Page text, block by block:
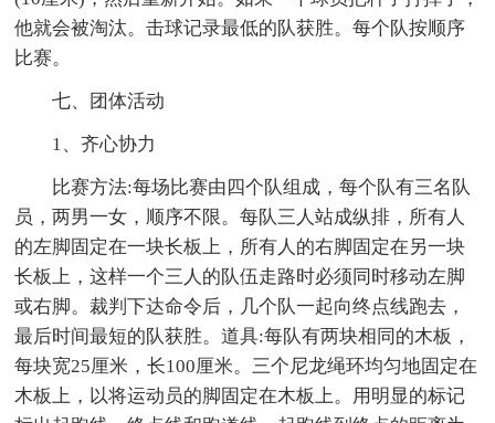
他就会被淘汰。击球记录最低的队获胜。每个队按顺序
比赛。
七、团体活动
1、齐心协力
比赛方法:每场比赛由四个队组成，每个队有三名队
员，两男一女，顺序不限。每队三人站成纵排，所有人
的左脚固定在一块长板上，所有人的右脚固定在另一块
长板上，这样一个三人的队伍走路时必须同时移动左脚
或右脚。裁判下达命令后，几个队一起向终点线跑去，
最后时间最短的队获胜。道具:每队有两块相同的木板，
每块宽25厘米，长100厘米。三个尼龙绳环均匀地固定在
木板上，以将运动员的脚固定在木板上。用明显的标记